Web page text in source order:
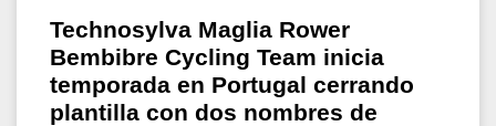
Technosylva Maglia Rower
Bembibre Cycling Team inicia
temporada en Portugal cerrando
plantilla con dos nombres de